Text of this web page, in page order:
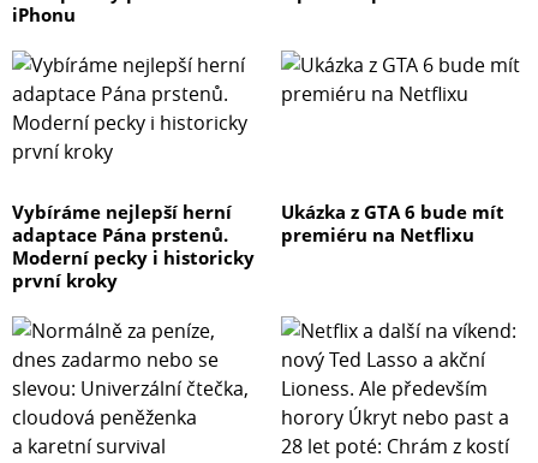
iPhonu
Vybíráme nejlepší herní
adaptace Pána prstenů.
Moderní pecky i historicky
první kroky
Ukázka z GTA 6 bude mít
premiéru na Netflixu